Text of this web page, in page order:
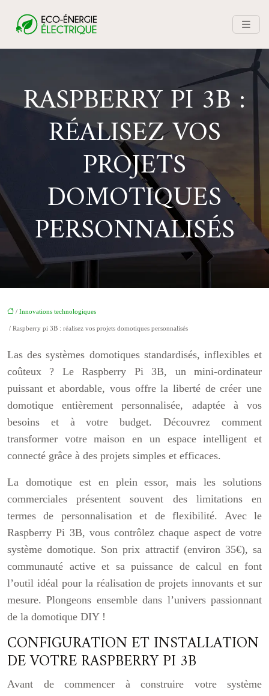
RASPBERRY PI 3B :
RÉALISEZ VOS
PROJETS
DOMOTIQUES
PERSONNALISÉS
/ Innovations technologiques
/ Raspberry pi 3B : réalisez vos projets domotiques personnalisés
Las des systèmes domotiques standardisés, inflexibles et
coûteux ? Le Raspberry Pi 3B, un mini-ordinateur
puissant et abordable, vous offre la liberté de créer une
domotique entièrement personnalisée, adaptée à vos
besoins et à votre budget. Découvrez comment
transformer votre maison en un espace intelligent et
connecté grâce à des projets simples et efficaces.
La domotique est en plein essor, mais les solutions
commerciales présentent souvent des limitations en
termes de personnalisation et de flexibilité. Avec le
Raspberry Pi 3B, vous contrôlez chaque aspect de votre
système domotique. Son prix attractif (environ 35€), sa
communauté active et sa puissance de calcul en font
l’outil idéal pour la réalisation de projets innovants et sur
mesure. Plongeons ensemble dans l’univers passionnant
de la domotique DIY !
CONFIGURATION ET INSTALLATION
DE VOTRE RASPBERRY PI 3B
Avant de commencer à construire votre système